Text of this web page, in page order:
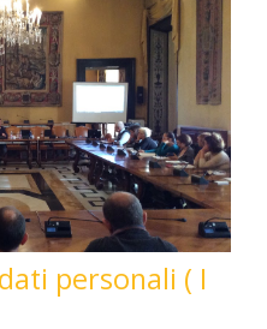
personali ( I